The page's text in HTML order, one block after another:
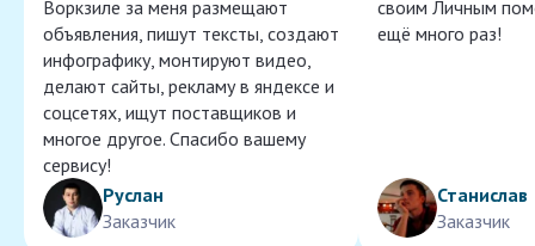
Воркзиле за меня размещают
объявления, пишут тексты, создают
инфографику, монтируют видео,
делают сайты, рекламу в яндексе и
соцсетях, ищут поставщиков и
многое другое. Спасибо вашему
сервису!
Руслан
Заказчик
своим Личным
ещё много раз!
Станислав
Заказчик